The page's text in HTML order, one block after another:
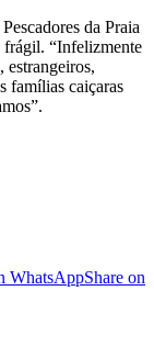
da Praia
frágil. “Infelizmente
estrangeiros,
famílias caiçaras
WhatsAppShare on